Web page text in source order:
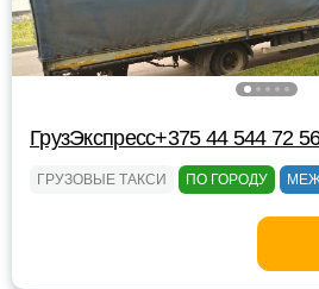
ГрузЭкспресс+375 44 544 72
ГРУЗОВЫЕ ТАКСИ ПО ГОРОДУ